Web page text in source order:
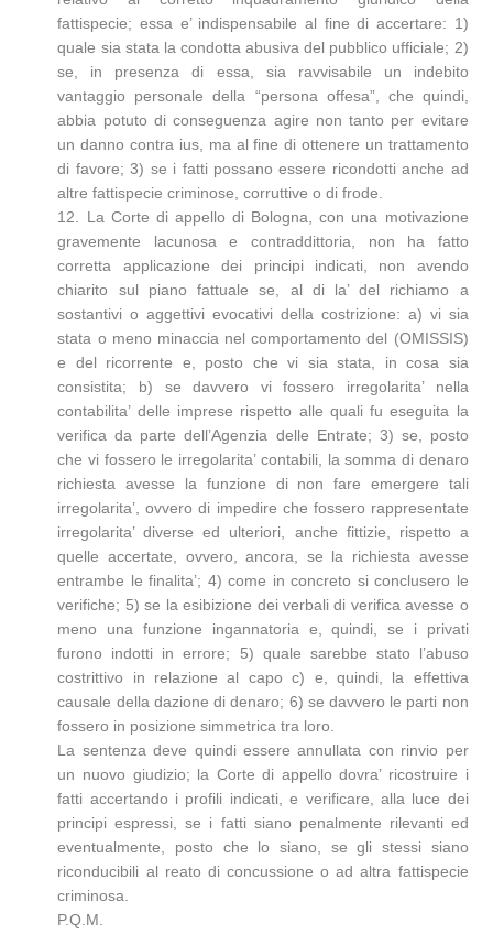
fattispecie; essa e’ indispensabile al fine di accertare: 1)
quale sia stata la condotta abusiva del pubblico ufficiale; 2)
se, in presenza di essa, sia ravvisabile un indebito
vantaggio personale della “persona offesa”, che quindi,
abbia potuto di conseguenza agire non tanto per evitare
un danno contra ius, ma al fine di ottenere un trattamento
di favore; 3) se i fatti possano essere ricondotti anche ad
altre fattispecie criminose, corruttive o di frode.
12. La Corte di appello di Bologna, con una motivazione
gravemente lacunosa e contraddittoria, non ha fatto
corretta applicazione dei principi indicati, non avendo
chiarito sul piano fattuale se, al di la’ del richiamo a
sostantivi o aggettivi evocativi della costrizione: a) vi sia
stata o meno minaccia nel comportamento del (OMISSIS)
e del ricorrente e, posto che vi sia stata, in cosa sia
consistita; b) se davvero vi fossero irregolarita’ nella
contabilita’ delle imprese rispetto alle quali fu eseguita la
verifica da parte dell’Agenzia delle Entrate; 3) se, posto
che vi fossero le irregolarita’ contabili, la somma di denaro
richiesta avesse la funzione di non fare emergere tali
irregolarita’, ovvero di impedire che fossero rappresentate
irregolarita’ diverse ed ulteriori, anche fittizie, rispetto a
quelle accertate, ovvero, ancora, se la richiesta avesse
entrambe le finalita’; 4) come in concreto si conclusero le
verifiche; 5) se la esibizione dei verbali di verifica avesse o
meno una funzione ingannatoria e, quindi, se i privati
furono indotti in errore; 5) quale sarebbe stato l’abuso
costrittivo in relazione al capo c) e, quindi, la effettiva
causale della dazione di denaro; 6) se davvero le parti non
fossero in posizione simmetrica tra loro.
La sentenza deve quindi essere annullata con rinvio per
un nuovo giudizio; la Corte di appello dovra’ ricostruire i
fatti accertando i profili indicati, e verificare, alla luce dei
principi espressi, se i fatti siano penalmente rilevanti ed
eventualmente, posto che lo siano, se gli stessi siano
riconducibili al reato di concussione o ad altra fattispecie
criminosa.
P.Q.M.